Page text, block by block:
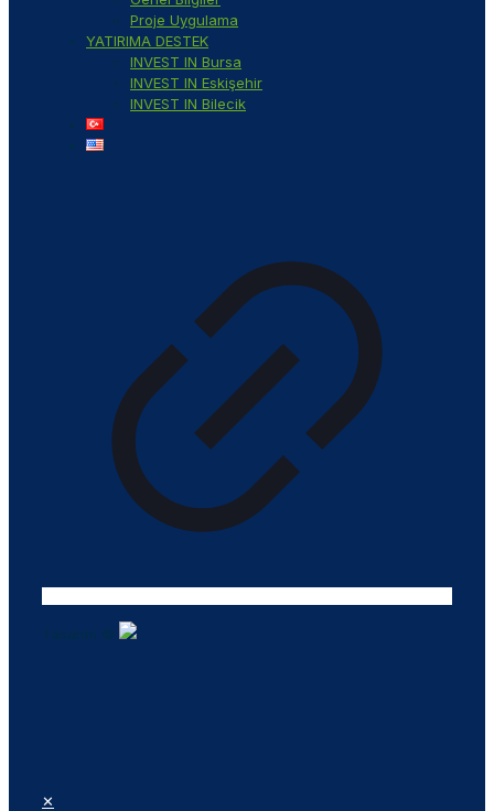
Proje Uygulama
YATIRIMA DESTEK
INVEST IN Bursa
INVEST IN Eskişehir
INVEST IN Bilecik
✕